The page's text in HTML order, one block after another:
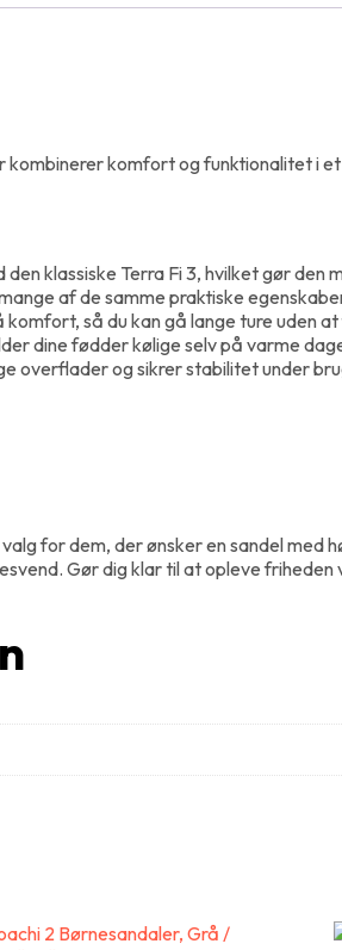
kombinerer komfort og funktionalitet i
klassiske Terra Fi 3, hvilket gør den
af de samme praktiske
så du kan gå lange ture uden
dine fødder kølige selv på varme
overflader og sikrer stabilitet under
for dem, der ønsker en sandel
Gør dig klar til at opleve